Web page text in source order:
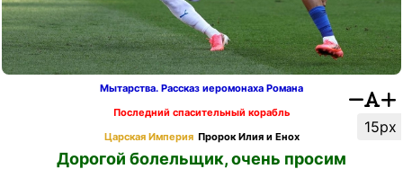
15px
Мытарства. Рассказ иеромонаха Романа
Последний спасительный корабль
Царская Империя Пророк Илия и Енох
Дорогой болельщик, очень просим